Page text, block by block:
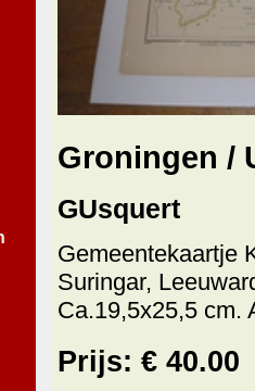
Groningen /
GUsquert
Gemeentekaartje
Suringar,
Ca.19,5x25,5 cm.
Prijs: € 40.00